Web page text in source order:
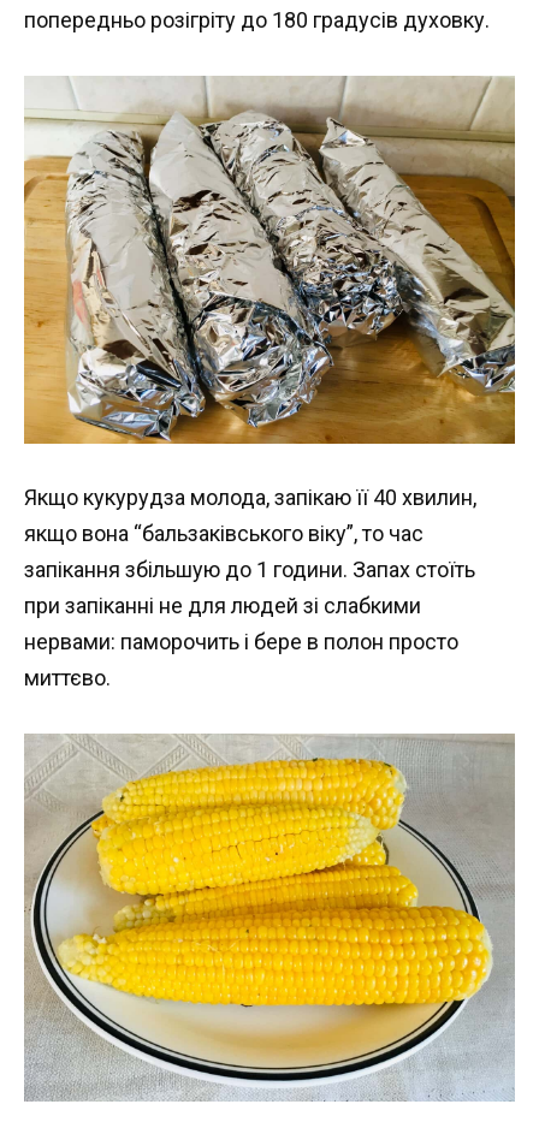
попередньо розігріту до 180 градусів духовку.
Якщо кукурудза молода, запікаю її 40 хвилин,
якщо вона “бальзаківського віку”, то час
запікання збільшую до 1 години. Запах стоїть
при запіканні не для людей зі слабкими
нервами: паморочить і бере в полон просто
миттєво.